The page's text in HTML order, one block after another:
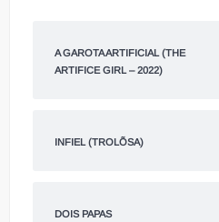
A GAROTA ARTIFICIAL (THE
ARTIFICE GIRL – 2022)
INFIEL (TROLÕSA)
DOIS PAPAS